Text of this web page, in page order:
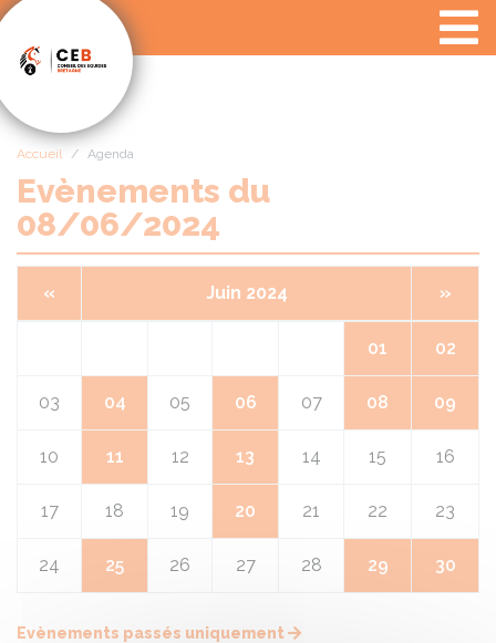
Accueil Agenda
Evènements du
08/06/2024
« Juin 2024 »
01 02
03 04 05 06 07 08 09
10 11 12 13 14 15 16
17 18 19 20 21 22 23
24 25 26 27 28 29 30
Evènements passés uniquement
Panneau de gestion des cookies